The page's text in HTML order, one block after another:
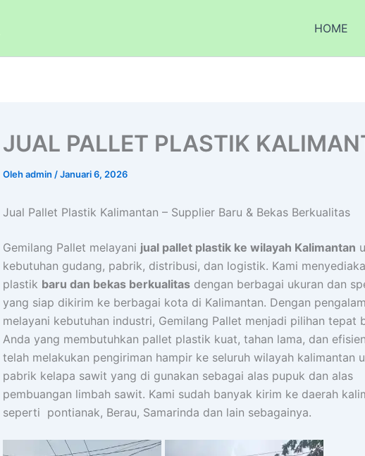
HOME
JUAL PALLET PLASTIK
Olehadmin /Januari 6, 2026
Jual Pallet Plastik Kalimantan – Supplier Baru & Bekas Berkualitas
Gemilang Pallet melayani jual pallet plastik ke wilayah Kalimantan
kebutuhan gudang, pabrik, distribusi, dan logistik. Kami
plastik baru dan bekas berkualitas dengan berbagai ukuran dan
yang siap dikirim ke berbagai kota di Kalimantan. Dengan
melayani kebutuhan industri, Gemilang Pallet menjadi pilihan tepat
Anda yang membutuhkan pallet plastik kuat, tahan lama, dan
telah melakukan pengiriman hampir ke seluruh wilayah kalimantan
pabrik kelapa sawit yang di gunakan sebagai alas pupuk dan alas
pembuangan limbah sawit. Kami sudah banyak kirim ke daerah
seperti pontianak, Berau, Samarinda dan lain sebagainya.